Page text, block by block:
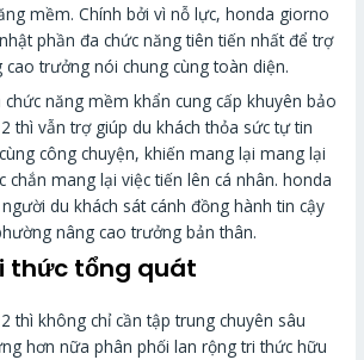
mềm. Chính bởi vì nỗ lực, honda giorno
phần đa chức năng tiên tiến nhất để trợ
cao trưởng nói chung cùng toàn diện.
năng mềm khẩn cung cấp khuyên bảo
thì vẫn trợ giúp du khách thỏa sức tự tin
công chuyện, khiến mang lại mang lại
chắn mang lại việc tiến lên cá nhân. honda
du khách sát cánh đồng hành tin cậy
nâng cao trưởng bản thân.
thức tổng quát
thì không chỉ cần tập trung chuyên sâu
hơn nữa phân phối lan rộng tri thức hữu